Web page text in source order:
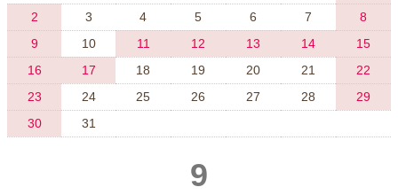
2
3 4 5 6 7
8
9
10 11 12 13 14
15
16
17 18 19 20 21
22
23
24 25 26 27 28
29
30
31
9